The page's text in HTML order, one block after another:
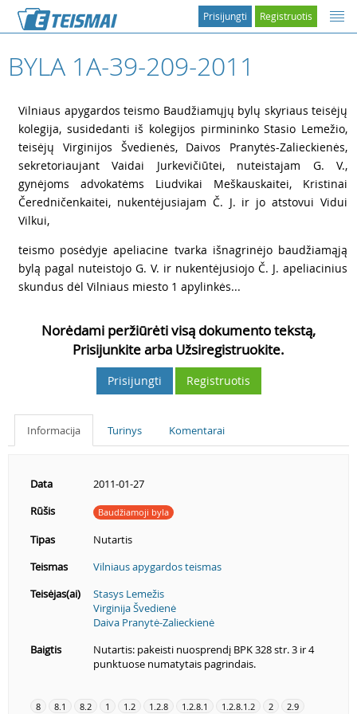
Registruotis
Prisijungti
BYLA 1A-39-209-2011
Vilniaus apygardos teismo Baudžiamųjų bylų skyriaus teisėjų
kolegija, susidedanti iš kolegijos pirmininko Stasio Lemežio,
teisėjų Virginijos Švedienės, Daivos Pranytės-Zalieckienės,
sekretoriaujant Vaidai Jurkevičiūtei, nuteistajam G. V.,
gynėjoms advokatėms Liudvikai Meškauskaitei, Kristinai
Čeredničenkaitei, nukentėjusiajam Č. J. ir jo atstovui Vidui
Vilkui,
teismo posėdyje apeliacine tvarka išnagrinėjo baudžiamąją
bylą pagal nuteistojo G. V. ir nukentėjusiojo Č. J. apeliacinius
skundus dėl Vilniaus miesto 1 apylinkės...
Norėdami peržiūrėti visą dokumento tekstą,
Prisijunkite arba Užsiregistruokite.
Prisijungti Registruotis
Informacija Turinys Komentarai
Data
2011-01-27
Rūšis
Baudžiamoji byla
Tipas
Nutartis
Teismas
Vilniaus apygardos teismas
Teisėjas(ai)
Stasys Lemežis
Virginija Švedienė
Daiva Pranytė-Zalieckienė
Baigtis
Nutartis: pakeisti nuosprendį BPK 328 str. 3 ir 4
punktuose numatytais pagrindais.
8 8.1 8.2 1 1.2 1.2.8 1.2.8.1 1.2.8.1.2 2 2.9